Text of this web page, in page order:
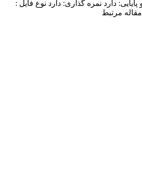
84 روایی و پایایی: دارد نمره گذاری: دارد نوع فایل :